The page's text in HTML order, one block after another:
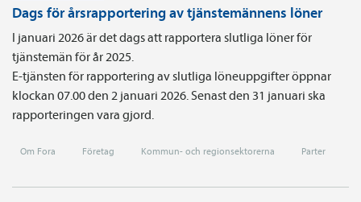
Dags för årsrapportering av tjänstemännens löner
I januari 2026 är det dags att rapportera slutliga löner för
tjänstemän för år 2025.
E-tjänsten för rapportering av slutliga löneuppgifter öppnar
klockan 07.00 den 2 januari 2026. Senast den 31 januari ska
rapporteringen vara gjord.
Om Fora Företag Kommun- och regionsektorerna Parter